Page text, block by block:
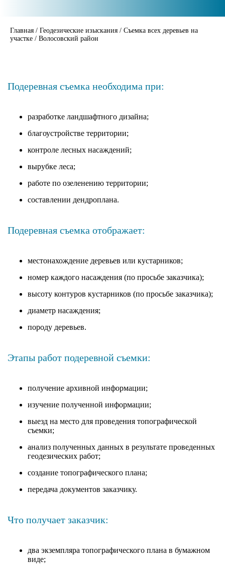
Главная / Геодезические изыскания / Съемка всех деревьев на
участке / Волосовский район
Подеревная съемка необходима при:
разработке ландшафтного дизайна;
благоустройстве территории;
контроле лесных насаждений;
вырубке леса;
работе по озеленению территории;
составлении дендроплана.
Подеревная съемка отображает:
местонахождение деревьев или кустарников;
номер каждого насаждения (по просьбе заказчика);
высоту контуров кустарников (по просьбе заказчика);
диаметр насаждения;
породу деревьев.
Этапы работ подеревной съемки:
получение архивной информации;
изучение полученной информации;
выезд на место для проведения топографической
съемки;
анализ полученных данных в результате проведенных
геодезических работ;
создание топографического плана;
передача документов заказчику.
Что получает заказчик:
два экземпляра топографического плана в бумажном
виде;